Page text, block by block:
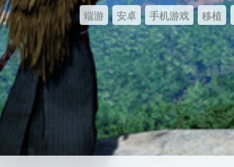
端游 安卓 手机游戏 移植